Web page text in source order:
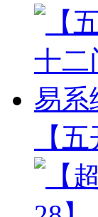
【